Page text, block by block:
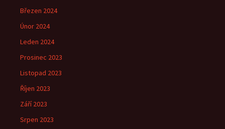
Březen 2024
Únor 2024
Leden 2024
Prosinec 2023
Listopad 2023
Říjen 2023
Září 2023
Srpen 2023